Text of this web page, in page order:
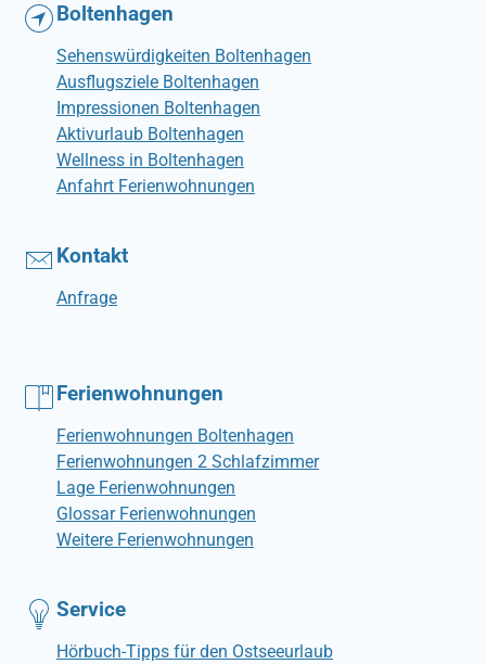
Boltenhagen
Sehenswürdigkeiten Boltenhagen
Ausflugsziele Boltenhagen
Impressionen Boltenhagen
Aktivurlaub Boltenhagen
Wellness in Boltenhagen
Anfahrt Ferienwohnungen
Kontakt
Anfrage
Ferienwohnungen
Ferienwohnungen Boltenhagen
Ferienwohnungen 2 Schlafzimmer
Lage Ferienwohnungen
Glossar Ferienwohnungen
Weitere Ferienwohnungen
Service
Hörbuch-Tipps für den Ostseeurlaub